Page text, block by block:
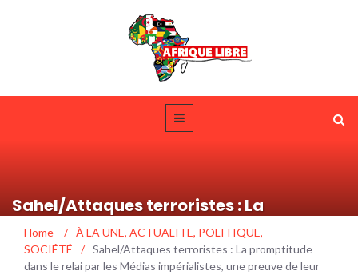
Sahel/Attaques terroristes : La
promptitude dans le relai par les Médias
impérialistes, une preuve de leur
complicité
Home / À LA UNE, ACTUALITE, POLITIQUE,
SOCIÉTÉ
/ Sahel/Attaques terroristes : La promptitude
dans le relai par les Médias impérialistes, une preuve de leur